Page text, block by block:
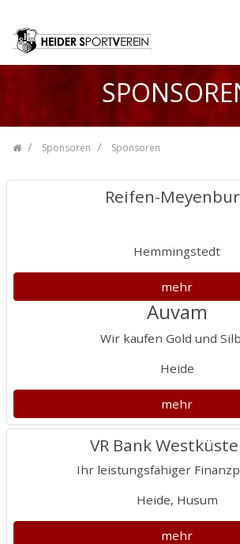
Zum Inhalt springen
Sponsoren Sponsoren
Reifen-
Hemmingstedt
mehr
Auvam
Wir kaufen Gold und
Heide
mehr
VR Bank Westküste
Ihr leistungsfähiger
Heide, Husum
mehr